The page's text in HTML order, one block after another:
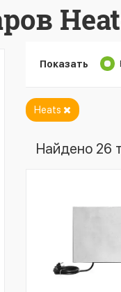
Показать
Heats
Найдено 26